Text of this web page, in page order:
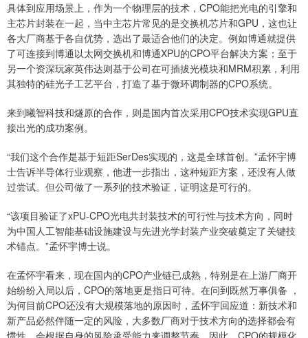
具体到应用场景上，作为一个物理层的技术，CPO能把光电的引擎和
主芯片封装在一起，当中主芯片常见的是交换机芯片和GPU，这也让
各大厂商基于各自优势，选出了最适合他们的决定。例如博通就提供
了可连接到博通以太网交换机和博通XPU的CPO平台解决方案；至于
另一个资深玩家英伟达则基于公司在可插拔光模块和MRM积累，利用
其独特的硅光子工艺平台，打造了基于微环调制器的CPO系统。
来到曦智科技和燧原的合作，则是国内首次采用CPO技术实现GPU直
接出光的成功案例。
“我们这个合作是基于短距SerDes实现的，这是全球首创。”孟怀宇博
士告诉半导体行业观察，他进一步指出，这种短距方案，还没有人做
过尝试。但公司做了一系列的技术验证，证明这是可行的。
“该项目验证了xPU-CPO光电共封装技术的可行性与技术方向，同时
为中国人工智能基础设施建设与先进光学封装产业突破奠定了关键技
术锚点。”孟怀宇博士说。
在孟怀宇看来，现在国内的CPO产业链已成熟，特别是在上游厂商开
始纷纷入局以后，CPO的落地更是指日可待。在问到既然万事俱备 ，
为何目前CPO还没有大规模落地的原因时，孟怀宇回应道：新技术和
新产品必然伴随一定的风险，大多数厂商对于技术方向的选择都会有